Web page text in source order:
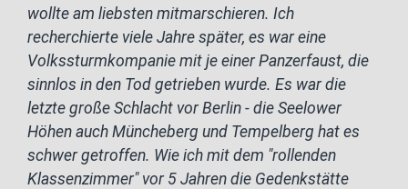
wollte am liebsten mitmarschieren. Ich
recherchierte viele Jahre später, es war eine
Volkssturmkompanie mit je einer Panzerfaust, die
sinnlos in den Tod getrieben wurde. Es war die
letzte große Schlacht vor Berlin - die Seelower
Höhen auch Müncheberg und Tempelberg hat es
schwer getroffen. Wie ich mit dem "rollenden
Klassenzimmer" vor 5 Jahren die Gedenkstätte